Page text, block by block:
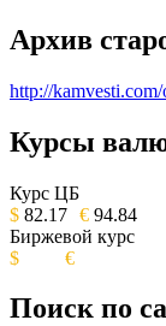
Архив
http://
ИЗДАНИЕ
Курсы
Курс ЦБ
$ 82.17 € 94.84
Биржевой курс
$
€
Поиск по